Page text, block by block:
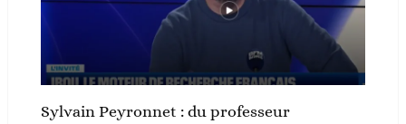
Sylvain Peyronnet : du professeur